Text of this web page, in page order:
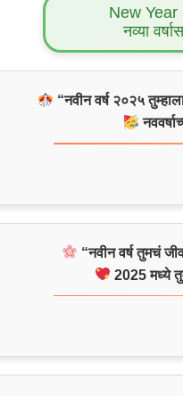
New
नव्या
“नवीन वर्ष २०२५
“नवीन वर्ष तुमचं
2025 मध्ये